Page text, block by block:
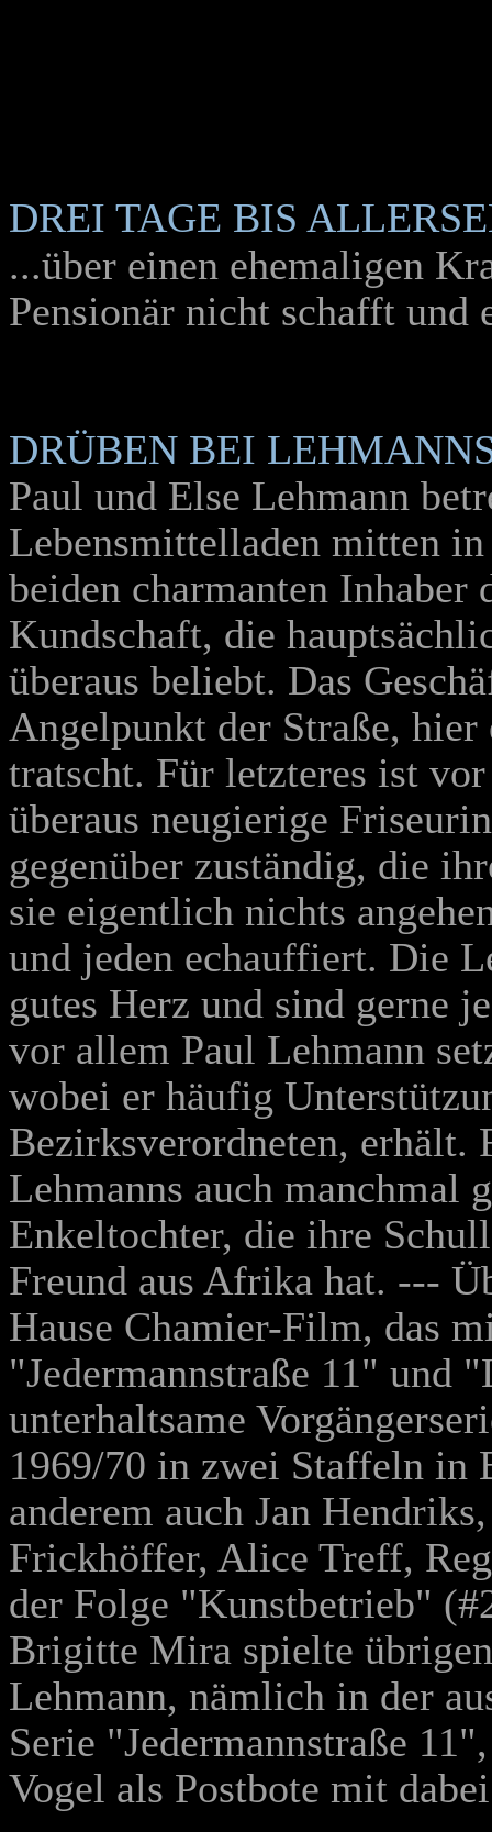
DREI TAGE BIS
...über einen ehemaligen
Pensionär nicht schafft und
DRÜBEN BEI
Paul und Else Lehmann
Lebensmittelladen mitten
beiden charmanten Inhaber
Kundschaft, die
überaus beliebt. Das
Angelpunkt der Straße,
tratscht. Für letzteres ist
überaus neugierige
gegenüber zuständig, die
sie eigentlich nichts
und jeden echauffiert. Die
gutes Herz und sind gerne
vor allem Paul Lehmann
wobei er häufig
Bezirksverordneten, erhält.
Lehmanns auch manchmal
Enkeltochter, die ihre
Freund aus Afrika hat. ---
Hause Chamier-Film, das
"Jedermannstraße 11" und
unterhaltsame
1969/70 in zwei Staffeln in
anderem auch Jan
Frickhöffer, Alice Treff,
der Folge "Kunstbetrieb"
Brigitte Mira spielte
Lehmann, nämlich in der
Serie "Jedermannstraße
Vogel als Postbote mit